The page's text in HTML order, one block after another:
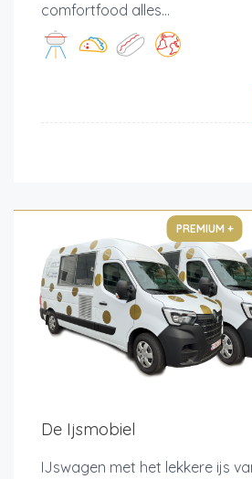
comfortfood alles...
PREMIUM +
De Ijsmobiel
IJswagen met het lekkere ijs